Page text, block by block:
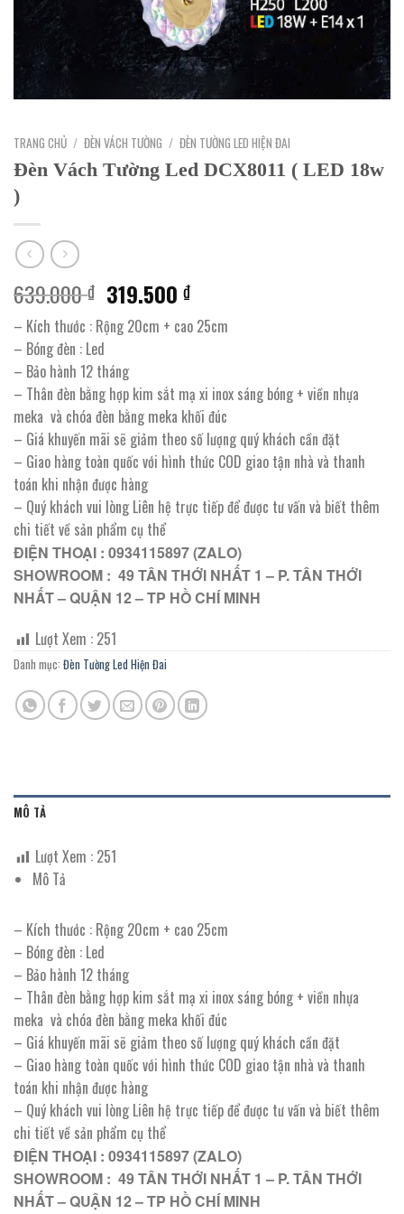
TRANG CHỦ / ĐÈN VÁCH TƯỜNG / ĐÈN TƯỜNG LED HIỆN ĐAI
Đèn Vách Tường Led DCX8011 ( LED 18w
)
639.000₫ Giá
gốc
là:
639.000 ₫.
319.500₫Giá
hiện
tại
319.500 ₫.
– Kích thước : Rộng 20cm + cao 25cm
– Bóng đèn : Led
– Bảo hành 12 tháng
– Thân đèn bằng hợp kim sắt mạ xi inox sáng bóng + viền nhựa
meka và chóa đèn bằng meka khối đúc
– Giá khuyến mãi sẽ giảm theo số lượng quý khách cần đặt
– Giao hàng toàn quốc với hình thức COD giao tận nhà và thanh
toán khi nhận được hàng
– Quý khách vui lòng Liên hệ trực tiếp để được tư vấn và biết thêm
chi tiết về sản phẩm cụ thể
ĐIỆN THOẠI : 0934115897 (ZALO)
SHOWROOM : 49 TÂN THỚI NHẤT 1 – P. TÂN THỚI
NHẤT – QUẬN 12 – TP HỒ CHÍ MINH
Lượt Xem : 251
Danh mục: Đèn Tường Led Hiện Đai
MÔ TẢ
Lượt Xem : 251
Mô Tả
– Kích thước : Rộng 20cm + cao 25cm
– Bóng đèn : Led
– Bảo hành 12 tháng
– Thân đèn bằng hợp kim sắt mạ xi inox sáng bóng + viền nhựa
meka và chóa đèn bằng meka khối đúc
– Giá khuyến mãi sẽ giảm theo số lượng quý khách cần đặt
– Giao hàng toàn quốc với hình thức COD giao tận nhà và thanh
toán khi nhận được hàng
– Quý khách vui lòng Liên hệ trực tiếp để được tư vấn và biết thêm
chi tiết về sản phẩm cụ thể
ĐIỆN THOẠI : 0934115897 (ZALO)
SHOWROOM : 49 TÂN THỚI NHẤT 1 – P. TÂN THỚI
NHẤT – QUẬN 12 – TP HỒ CHÍ MINH